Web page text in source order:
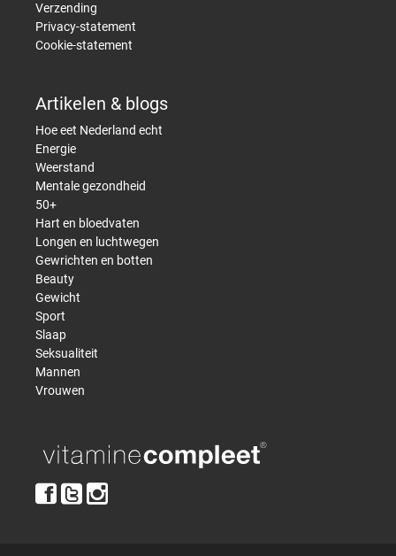
Verzending
Privacy-statement
Cookie-statement
Artikelen & blogs
Hoe eet Nederland echt
Energie
Weerstand
Mentale gezondheid
50+
Hart en bloedvaten
Longen en luchtwegen
Gewrichten en botten
Beauty
Gewicht
Sport
Slaap
Seksualiteit
Mannen
Vrouwen